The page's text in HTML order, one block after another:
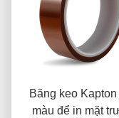
Băng keo Kapton
màu để in mặt